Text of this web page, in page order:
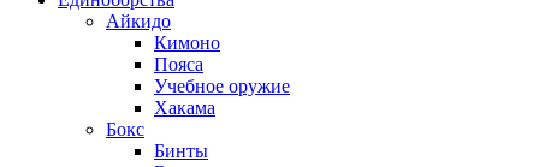
Айкидо
Кимоно
Пояса
Учебное оружие
Хакама
Бокс
Бинты